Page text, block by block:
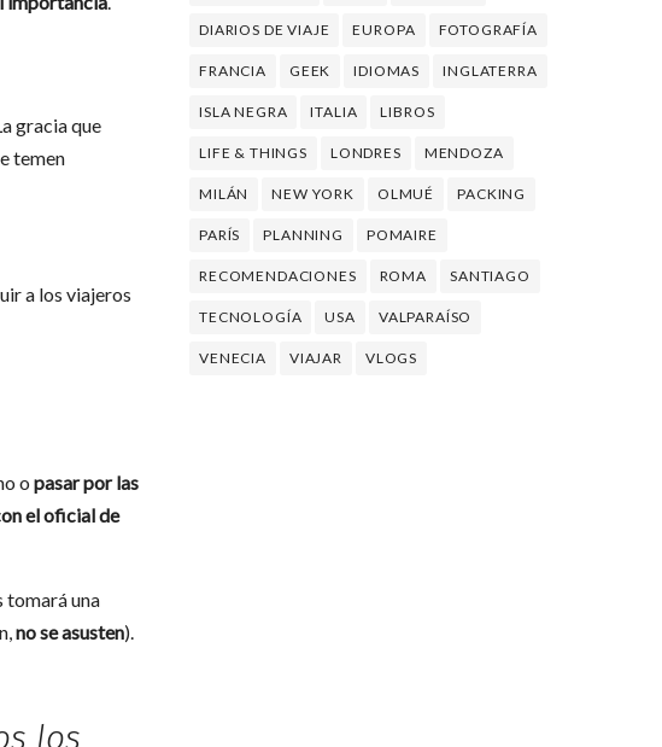
gracia que
temen
a los viajeros
o pasar por las
el oficial de
tomará una
no se asusten).
los
DIARIOS DE VIAJE EUROPA FOTOGRAFÍA
FRANCIA GEEK IDIOMAS INGLATERRA
ISLA NEGRA ITALIA LIBROS
LIFE & THINGS LONDRES MENDOZA
MILÁN NEW YORK OLMUÉ PACKING
PARÍS PLANNING POMAIRE
RECOMENDACIONES ROMA SANTIAGO
TECNOLOGÍA USA VALPARAÍSO
VENECIA VIAJAR VLOGS